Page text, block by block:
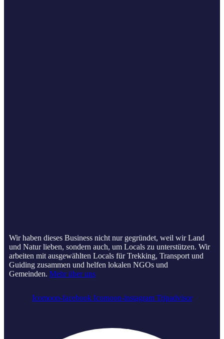
Wir haben dieses Business nicht nur gegründet, weil wir Land
und Natur lieben, sondern auch, um Locals zu unterstützen. Wir
arbeiten mit ausgewählten Locals für Trekking, Transport und
Guiding zusammen und helfen lokalen NGOs und
Gemeinden. Mehr über uns
Icomoon-facebook Icomoon-instagram Tripadvisor